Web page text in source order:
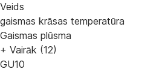
Veids
gaismas krāsas temperatūra
Gaismas plūsma
+ Vairāk (12)
GU10